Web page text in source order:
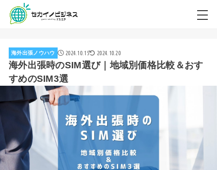
海外出張ノウハウ 2024.10.15 2024.10.20
海外出張時のSIM選び｜地域別価格比較＆おす
すめのSIM3選